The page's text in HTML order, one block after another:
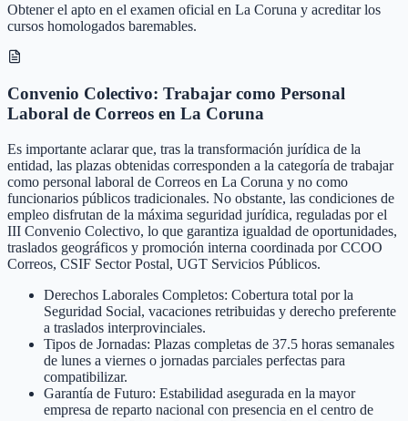
Obtener el apto en el examen oficial en La Coruna y acreditar los
cursos homologados baremables.
Convenio Colectivo: Trabajar como Personal
Laboral de Correos en La Coruna
Es importante aclarar que, tras la transformación jurídica de la
entidad, las plazas obtenidas corresponden a la categoría de trabajar
como personal laboral de Correos en La Coruna y no como
funcionarios públicos tradicionales. No obstante, las condiciones de
empleo disfrutan de la máxima seguridad jurídica, reguladas por el
III Convenio Colectivo, lo que garantiza igualdad de oportunidades,
traslados geográficos y promoción interna coordinada por CCOO
Correos, CSIF Sector Postal, UGT Servicios Públicos.
Derechos Laborales Completos: Cobertura total por la
Seguridad Social, vacaciones retribuidas y derecho preferente
a traslados interprovinciales.
Tipos de Jornadas: Plazas completas de 37.5 horas semanales
de lunes a viernes o jornadas parciales perfectas para
compatibilizar.
Garantía de Futuro: Estabilidad asegurada en la mayor
empresa de reparto nacional con presencia en el centro de